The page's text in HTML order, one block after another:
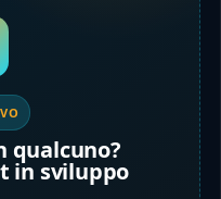
qualcuno?
in sviluppo